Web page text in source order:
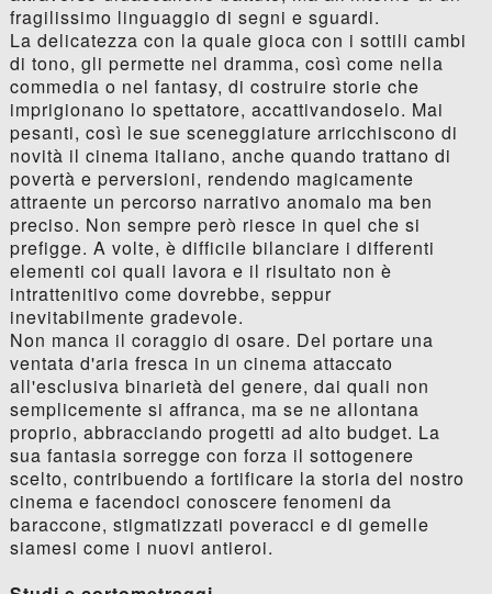
fragilissimo linguaggio di segni e sguardi.
La delicatezza con la quale gioca con i sottili cambi
di tono, gli permette nel dramma, così come nella
commedia o nel fantasy, di costruire storie che
imprigionano lo spettatore, accattivandoselo. Mai
pesanti, così le sue sceneggiature arricchiscono di
novità il cinema italiano, anche quando trattano di
povertà e perversioni, rendendo magicamente
attraente un percorso narrativo anomalo ma ben
preciso. Non sempre però riesce in quel che si
prefigge. A volte, è difficile bilanciare i differenti
elementi coi quali lavora e il risultato non è
intrattenitivo come dovrebbe, seppur
inevitabilmente gradevole.
Non manca il coraggio di osare. Del portare una
ventata d'aria fresca in un cinema attaccato
all'esclusiva binarietà del genere, dai quali non
semplicemente si affranca, ma se ne allontana
proprio, abbracciando progetti ad alto budget. La
sua fantasia sorregge con forza il sottogenere
scelto, contribuendo a fortificare la storia del nostro
cinema e facendoci conoscere fenomeni da
baraccone, stigmatizzati poveracci e di gemelle
siamesi come i nuovi antieroi.